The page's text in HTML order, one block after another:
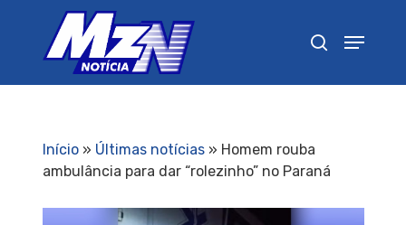
Início» Últimas notícias» Homem rouba
ambulância para dar “rolezinho” no Paraná